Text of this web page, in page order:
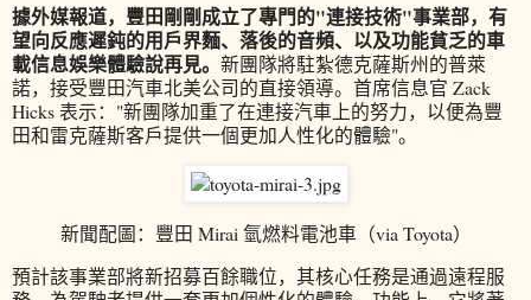
據外媒報道，豐田剛剛成立了專門的"連接技術"事業部，有
望向反應遲鈍的用戶界麵、落後的音頻、以及功能貧乏的車
載信息娛樂體驗說再見。 新團隊將駐紮德克薩斯州的普萊
諾，接受豐田汽車北美公司的直接領導。首席信息官 Zack
Hicks 表示："新團隊加重了在連接汽車上的努力，以便為豐
田和雷克薩斯客戶提供一個更加人性化的體驗"。
新聞配圖：豐田 Mirai 氫燃料電池車（via Toyota）
預計該事業部將新招募百餘職位，其核心任務是通過遠程服